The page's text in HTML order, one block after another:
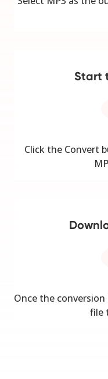
Start
Click the Convert
Once the
file